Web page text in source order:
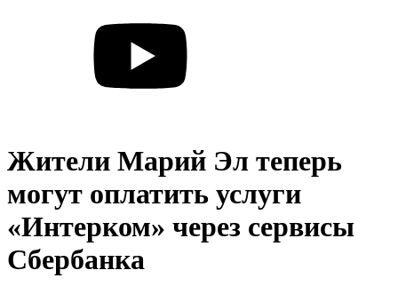
Жители Марий Эл теперь
могут оплатить услуги
«Интерком» через сервисы
Сбербанка